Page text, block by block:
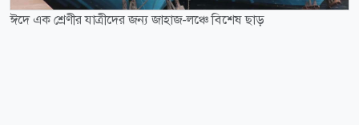
ঈদে এক শ্রেণীর যাত্রীদের জন্য জাহাজ-লঞ্চে বিশেষ ছাড়